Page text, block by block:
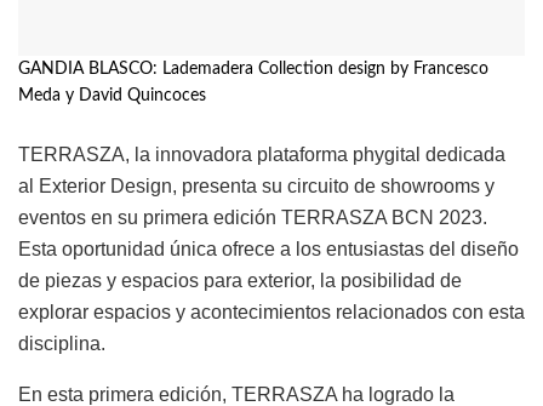
GANDIA BLASCO: Lademadera Collection design by Francesco
Meda y David Quincoces
TERRASZA, la innovadora plataforma phygital dedicada
al Exterior Design, presenta su circuito de showrooms y
eventos en su primera edición TERRASZA BCN 2023.
Esta oportunidad única ofrece a los entusiastas del diseño
de piezas y espacios para exterior, la posibilidad de
explorar espacios y acontecimientos relacionados con esta
disciplina.
En esta primera edición, TERRASZA ha logrado la